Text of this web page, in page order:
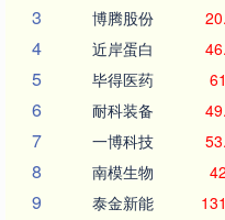
3 博腾股份
4 近岸蛋白
5 毕得医药
6 耐科装备
7 一博科技
8 南模生物
9 泰金新能